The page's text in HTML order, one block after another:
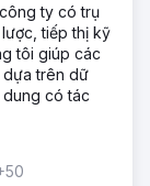
ty có trụ
tiếp thị kỹ
tôi giúp các
dựa trên dữ
có tác